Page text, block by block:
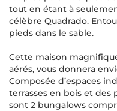
tout en étant à
célèbre Quadrado.
pieds dans le sable.
Cette maison
aérés, vous donnera
Composée d’espaces
terrasses en bois et des
sont 2 bungalows